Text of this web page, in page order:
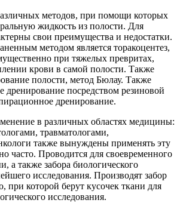
методов, при помощи которых
жидкость из полости. Для
свои преимущества и недостатки.
методом является торакоцентез,
при тяжелых превритах,
крови в самой полости. Также
полости, метод Бюлау. Также
дренирование посредством резиновой
дренирование.
в различных областях медицины:
травматологами,
также вынуждены применять эту
часто. Проводится для своевременного
а также забора биологического
исследования. Производят забор
при которой берут кусочек ткани для
исследования.